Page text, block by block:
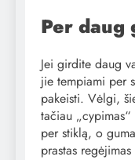
Per daug
Jei girdite daug
jie tempiami per
pakeisti. Vėlgi,
tačiau
per stiklą, o
prastas